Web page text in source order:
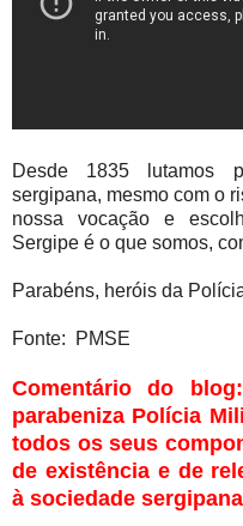
Desde 1835 lutamos
sergipana, mesmo com o
nossa vocação e
Sergipe é o que somos,
Parabéns, heróis da
Fonte: PMSE
Comentário do
parabeniza Polícia
todos os seus
de existência e de
à sociedade